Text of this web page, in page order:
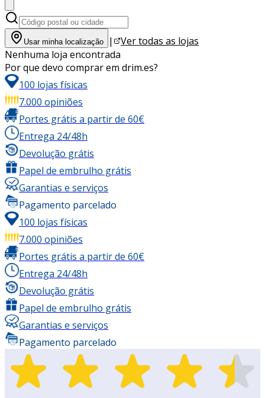
Usar minha localização |
Ver todas as lojas
Nenhuma loja encontrada
Por que devo comprar em drim.es?
100 lojas físicas
7.000 opiniões
Portes grátis a partir de 60€
Entrega 24/48h
Devolução grátis
Papel de embrulho grátis
Garantias e serviços
Pagamento parcelado
100 lojas físicas
7.000 opiniões
Portes grátis a partir de 60€
Entrega 24/48h
Devolução grátis
Papel de embrulho grátis
Garantias e serviços
Pagamento parcelado